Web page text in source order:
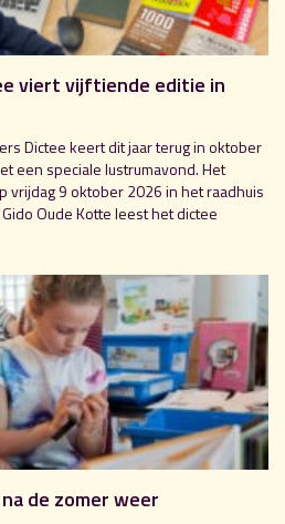
viert vijftiende editie in
Dictee keert dit jaar terug in oktober
een speciale lustrumavond. Het
vrijdag 9 oktober 2026 in het raadhuis
Oude Kotte leest het dictee
de zomer weer